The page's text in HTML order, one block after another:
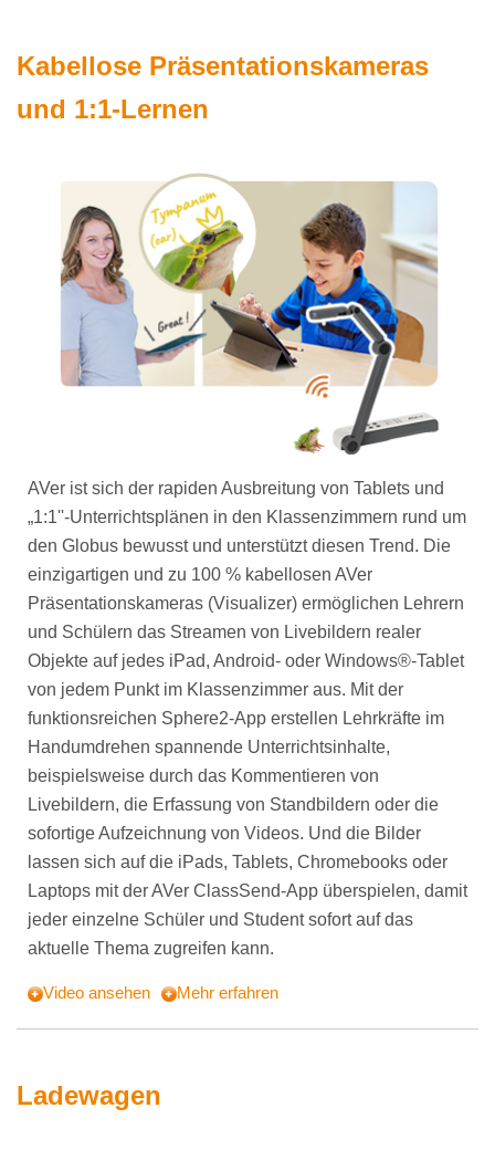
Kabellose Präsentationskameras
und 1:1-Lernen
AVer ist sich der rapiden Ausbreitung von Tablets und
„1:1''-Unterrichtsplänen in den Klassenzimmern rund um
den Globus bewusst und unterstützt diesen Trend. Die
einzigartigen und zu 100 % kabellosen AVer
Präsentationskameras (Visualizer) ermöglichen Lehrern
und Schülern das Streamen von Livebildern realer
Objekte auf jedes iPad, Android- oder Windows®-Tablet
von jedem Punkt im Klassenzimmer aus. Mit der
funktionsreichen Sphere2-App erstellen Lehrkräfte im
Handumdrehen spannende Unterrichtsinhalte,
beispielsweise durch das Kommentieren von
Livebildern, die Erfassung von Standbildern oder die
sofortige Aufzeichnung von Videos. Und die Bilder
lassen sich auf die iPads, Tablets, Chromebooks oder
Laptops mit der AVer ClassSend-App überspielen, damit
jeder einzelne Schüler und Student sofort auf das
aktuelle Thema zugreifen kann.
Video ansehen Mehr erfahren
Ladewagen